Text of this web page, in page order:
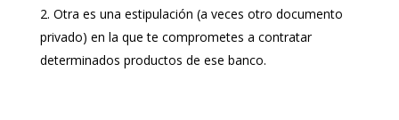
Otra es una estipulación (a veces otro documento
privado) en la que te comprometes a contratar
determinados productos de ese banco.